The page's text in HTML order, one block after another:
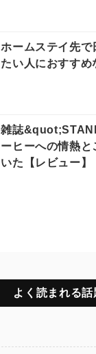
ホームステイ先で
たい人におすすめ
雑誌
ーヒーへの情熱と
いた【レビュー】
よく読まれる話